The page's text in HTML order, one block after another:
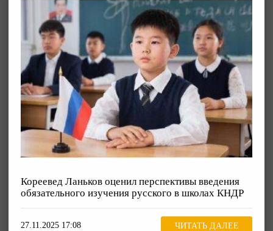
Кореевед Ланьков оценил перспективы введения
обязательного изучения русского в школах КНДР
27.11.2025 17:08 ЧИТАТЬ ДАЛЕЕ